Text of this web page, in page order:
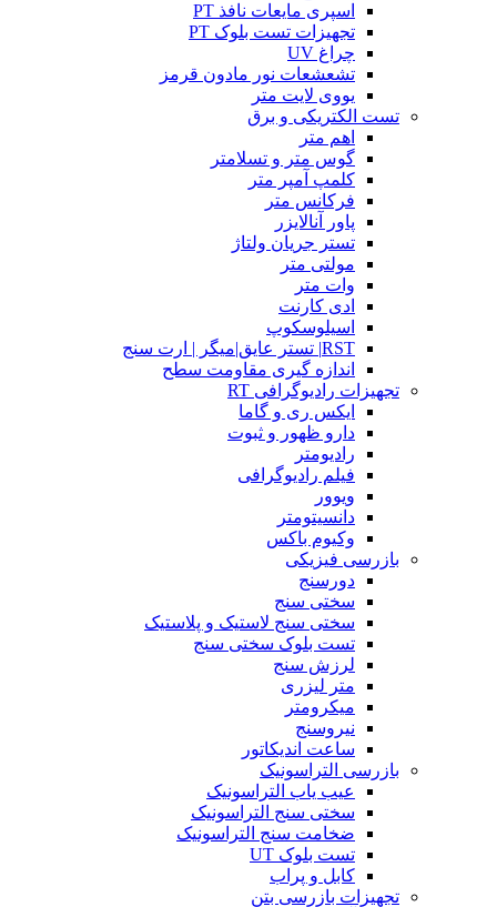
اسپری مایعات نافذ PT
تجهیزات تست بلوک PT
چراغ UV
تشعشعات نور مادون قرمز
یووی لایت متر
تست الکتریکی و برق
اهم متر
گوس متر و تسلامتر
کلمپ آمپر متر
فرکانس متر
پاور آنالایزر
تستر جریان ولتاژ
مولتی متر
وات متر
ادی کارنت
اسیلوسکوپ
RST| تستر عایق|میگر | ارت سنج
اندازه گیری مقاومت سطح
تجهیزات رادیوگرافی RT
ایکس ری و گاما
دارو ظهور و ثبوت
رادیومتر
فیلم رادیوگرافی
ویوور
دانسیتومتر
وکیوم باکس
بازرسی فیزیکی
دورسنج
سختی سنج
سختی سنج لاستیک و پلاستیک
تست بلوک سختی سنج
لرزش سنج
متر لیزری
میکرومتر
نیروسنج
ساعت اندیکاتور
بازرسی التراسونیک
عیب یاب التراسونیک
سختی سنج التراسونیک
ضخامت سنج التراسونیک
تست بلوک UT
کابل و پراب
تجهیزات بازرسی بتن